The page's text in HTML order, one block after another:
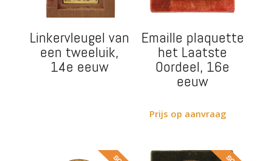
Linkervleugel van
een tweeluik,
14e eeuw
Emaille plaquette
het Laatste
Oordeel, 16e
eeuw
Prijs op aanvraag